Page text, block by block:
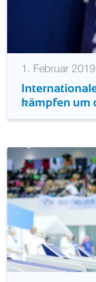
1. Februar 2019
kämpfen um